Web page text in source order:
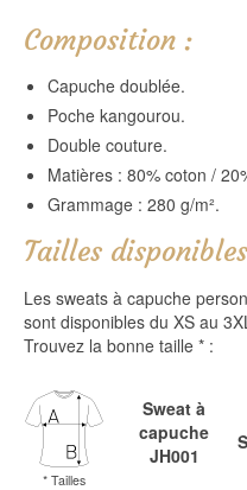
Composition :
Capuche doublée.
Poche kangourou.
Double couture.
Matières : 80% coton /
Grammage : 280 g/m².
Tailles
Les sweats à capuche
sont disponibles du XS au
Trouvez la bonne taille * :
* Tailles
Sweat à
capuche
JH001
S